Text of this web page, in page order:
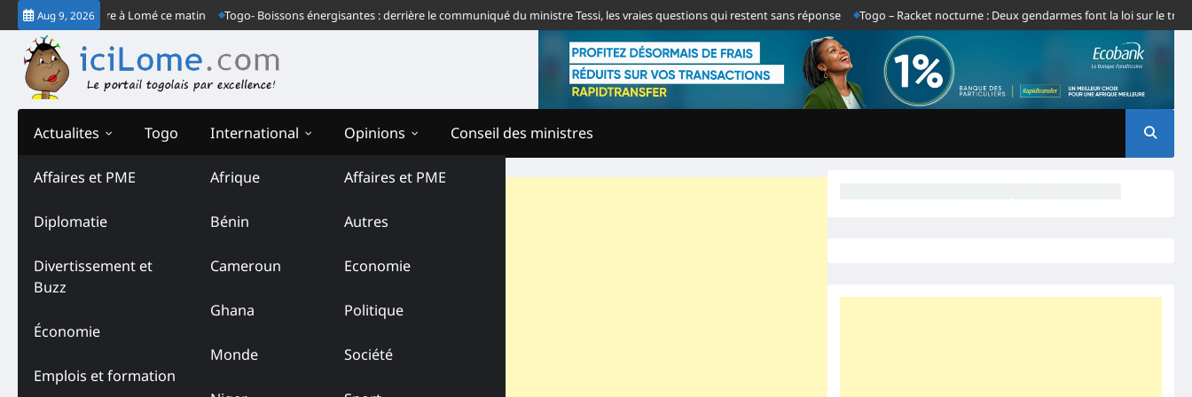
Skip
to
content
Aug 9, 2026
ordinaire à Lomé ce matin Togo- Boissons énergisantes : derrière le communiqué du ministre Tessi, les vraies questions qui restent sans réponse Togo – Racket nocturne : Deux gendarmes font la loi sur le tronçon
Actualites
Affaires et PME
Diplomatie
Divertissement et
Buzz
Économie
Emplois et formation
Togo International
Afrique
Bénin
Cameroun
Ghana
Monde
Opinions
Affaires et PME
Autres
Economie
Politique
Société
Conseil des ministres